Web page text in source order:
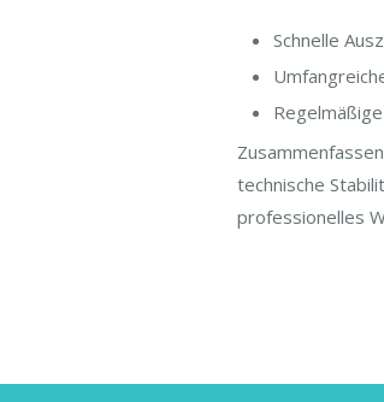
Schnelle
technische
professionelles